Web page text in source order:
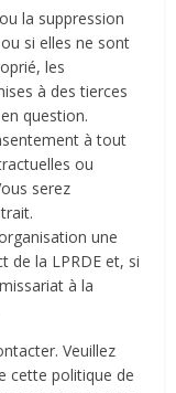
la suppression
si elles ne sont
les
à des tierces
question.
à tout
ou
serez
une
de la LPRDE et, si
à la
Veuillez
cette politique de